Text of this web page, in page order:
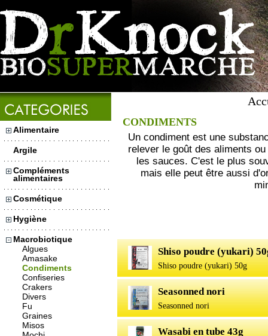
Alimentaire
Argile
Compléments
alimentaires
Cosmétique
Hygiène
Macrobiotique
Algues
Amasake
Condiments
Confiseries
Crakers
Divers
Fu
Graines
Misos
CONDIMENTS
Un condiment est une
relever le goût des aliments
les sauces. C'est le plus
mais elle peut être aussi
Shiso poudre (yukari)
Shiso poudre (yukari) 50g
Seasonned nori
Seasonned nori
Wasabi en tube 43g